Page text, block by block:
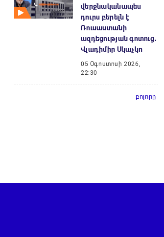
վերջնականապես
դուրս բերելն է
Ռուսաստանի
ազդեցության գոտուց․
Վլադիմիր Սկաչկո
05 Օգոստոսի 2026,
22:30
բոլորը